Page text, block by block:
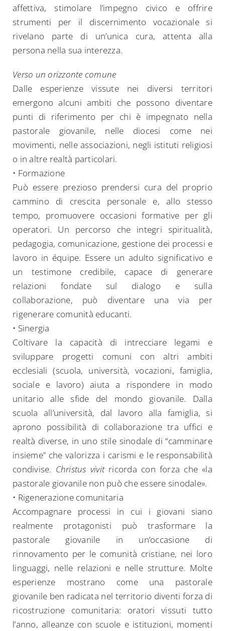
affettiva, stimolare l’impegno civico e offrire
strumenti per il discernimento vocazionale si
rivelano parte di un’unica cura, attenta alla
persona nella sua interezza.
Verso un orizzonte comune
Dalle esperienze vissute nei diversi territori
emergono alcuni ambiti che possono diventare
punti di riferimento per chi è impegnato nella
pastorale giovanile, nelle diocesi come nei
movimenti, nelle associazioni, negli istituti religiosi
o in altre realtà particolari.
• Formazione
Può essere prezioso prendersi cura del proprio
cammino di crescita personale e, allo stesso
tempo, promuovere occasioni formative per gli
operatori. Un percorso che integri spiritualità,
pedagogia, comunicazione, gestione dei processi e
lavoro in équipe. Essere un adulto significativo e
un testimone credibile, capace di generare
relazioni fondate sul dialogo e sulla
collaborazione, può diventare una via per
rigenerare comunità educanti.
• Sinergia
Coltivare la capacità di intrecciare legami e
sviluppare progetti comuni con altri ambiti
ecclesiali (scuola, università, vocazioni, famiglia,
sociale e lavoro) aiuta a rispondere in modo
unitario alle sfide del mondo giovanile. Dalla
scuola all’università, dal lavoro alla famiglia, si
aprono possibilità di collaborazione tra uffici e
realtà diverse, in uno stile sinodale di “camminare
insieme” che valorizza i carismi e le responsabilità
condivise. Christus vivitricorda con forza che «la
pastorale giovanile non può che essere sinodale».
• Rigenerazione comunitaria
Accompagnare processi in cui i giovani siano
realmente protagonisti può trasformare la
pastorale giovanile in un’occasione di
rinnovamento per le comunità cristiane, nei loro
linguaggi, nelle relazioni e nelle strutture. Molte
esperienze mostrano come una pastorale
giovanile ben radicata nel territorio diventi forza di
ricostruzione comunitaria: oratori vissuti tutto
l’anno, alleanze con scuole e istituzioni, momenti